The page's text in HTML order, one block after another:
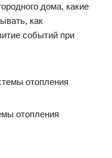
дома, какие
как
событий при
отопления